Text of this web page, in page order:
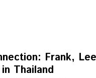
Frank,
Thailand